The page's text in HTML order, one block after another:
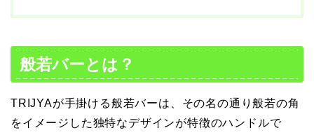
般若バーとは？
TRIJYAが手掛ける般若バーは、その名の通り般若の角
をイメージした独特なデザインが特徴のハンドルで